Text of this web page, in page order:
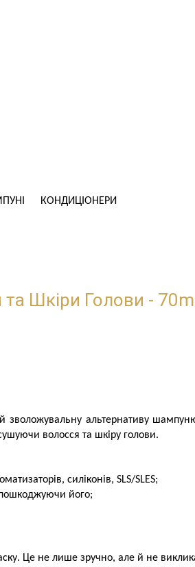
КОНДИЦІОНЕРИ
Шкіри Голови -
зволожувальну альтернативу
волосся та шкіру голови.
силіконів, SLS/SLES;
його;
Це не лише зручно, але й не